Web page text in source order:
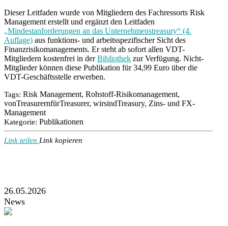
Dieser Leitfaden wurde von Mitgliedern des Fachressorts Risk
Management erstellt und ergänzt den Leitfaden
„Mindestanforderungen an das Unternehmenstreasury“ (4.
Auflage) aus funktions- und arbeitsspezifischer Sicht des
Finanzrisikomanagements. Er steht ab sofort allen VDT-
Mitgliedern kostenfrei in derBibliothek zur Verfügung. Nicht-
Mitglieder können diese Publikation für 34,99 Euro über die
VDT-Geschäftsstelle erwerben.
Tags: Risk Management, Rohstoff-Risikomanagement,
vonTreasurernfürTreasurer, wirsindTreasury, Zins- und FX-
Management
Kategorie: Publikationen
Link teilen Link kopieren
26.05.2026
News